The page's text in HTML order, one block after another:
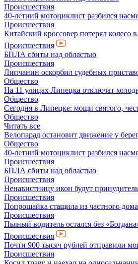
Происшествия
40-летний мотоциклист разбился
Происшествия
Китайский кроссовер потерял колесо
Происшествия
БПЛА сбиты над областью
Происшествия
Липчанин оскорбил судебных
Общество
На 11 улицах Липецка отключат
Общество
Сегодня в Липецке: мощи святого,
Общество
Читать все
Велопарад остановит движение у
Общество
40-летний мотоциклист разбился
Происшествия
БПЛА сбиты над областью
Происшествия
Ненавистницу икон будут
Происшествия
Попрошайка стащила из частного
Происшествия
Пьяный водитель остался без
Происшествия
Почти 900 тысяч рублей отправили
Происшествия